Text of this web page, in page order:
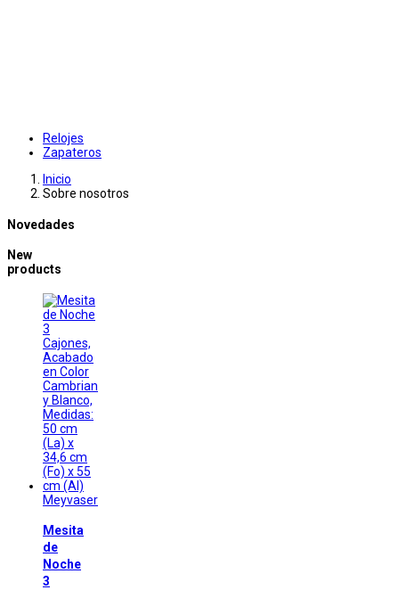
Relojes
Zapateros
Inicio
Sobre nosotros
Novedades
New
products
Meyvaser
Mesita
de
Noche
3